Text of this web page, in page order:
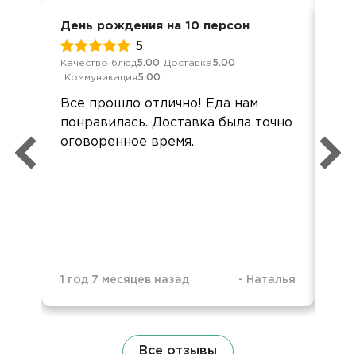
День рождения на 10 персон
5
Качество блюд5.00 Доставка5.00
Коммуникация5.00
Все прошло отлично! Еда нам
понравилась. Доставка была точно
оговоренное время.
1 год 7 месяцев назад - Наталья
Все отзывы